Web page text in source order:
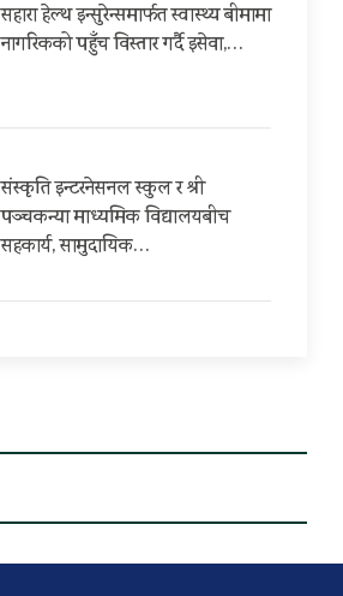
सहारा हेल्थ इन्सुरेन्समार्फत स्वास्थ्य बीमामा
नागरिकको पहुँच विस्तार गर्दै इसेवा,…
संस्कृति इन्टरनेसनल स्कुल र श्री
पञ्चकन्या माध्यमिक विद्यालयबीच
सहकार्य, सामुदायिक…